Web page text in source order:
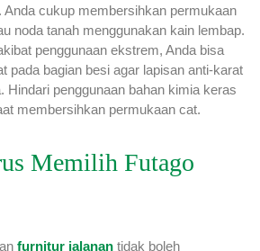
Anda cukup membersihkan permukaan
noda tanah menggunakan kain lembap.
penggunaan ekstrem, Anda bisa
pada bagian besi agar lapisan anti-karat
Hindari penggunaan bahan kimia keras
membersihkan permukaan cat.
Memilih Futago
furnitur jalanan tidak boleh